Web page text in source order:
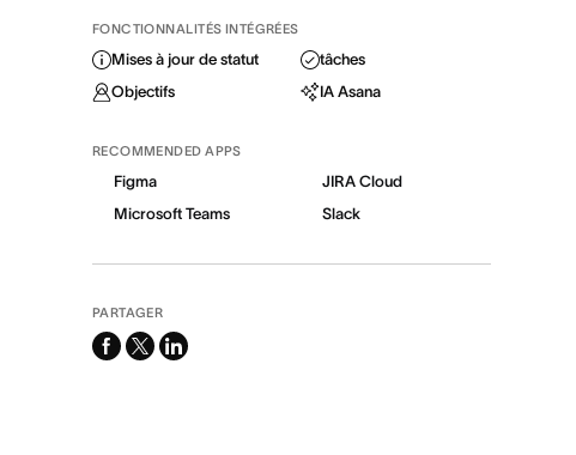
FONCTIONNALITÉS INTÉGRÉES
Mises à jour de statut
tâches
Objectifs
IA Asana
RECOMMENDED APPS
Figma
JIRA Cloud
Microsoft Teams
Slack
PARTAGER
facebook
x-
linkedin